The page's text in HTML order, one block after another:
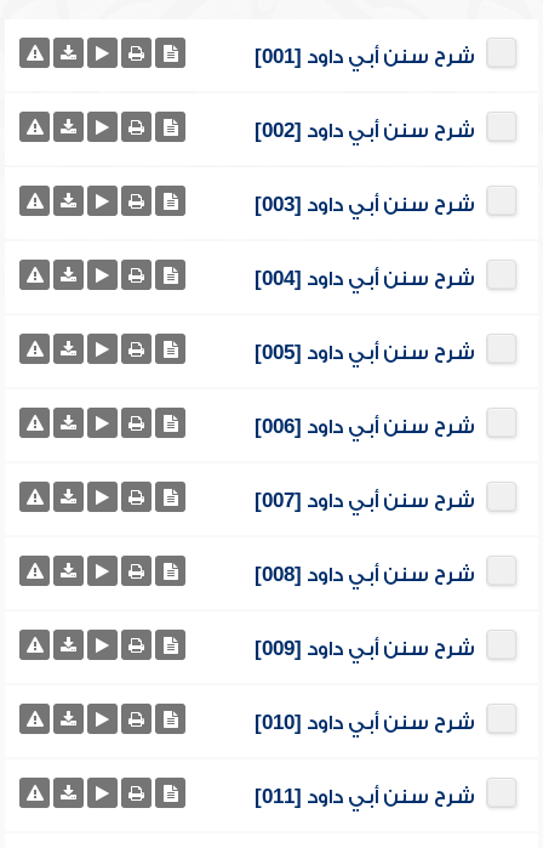
شرح سنن أبي داود [001]
شرح سنن أبي داود [002]
شرح سنن أبي داود [003]
شرح سنن أبي داود [004]
شرح سنن أبي داود [005]
شرح سنن أبي داود [006]
شرح سنن أبي داود [007]
شرح سنن أبي داود [008]
شرح سنن أبي داود [009]
شرح سنن أبي داود [010]
شرح سنن أبي داود [011]